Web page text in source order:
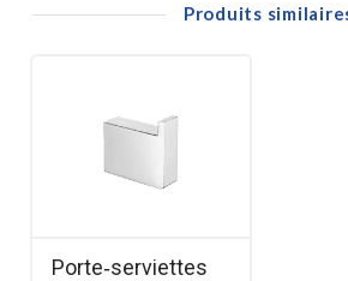
Produits
Porte‑serviettes